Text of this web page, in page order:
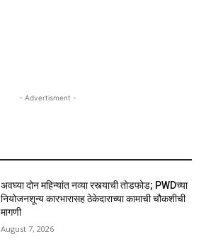
- Advertisment -
अवघ्या दोन महिन्यांत नव्या रस्त्याची तोडफोड; PWDच्या
नियोजनशून्य कारभारासह ठेकेदाराच्या कामाची चौकशीची
मागणी
August 7, 2026